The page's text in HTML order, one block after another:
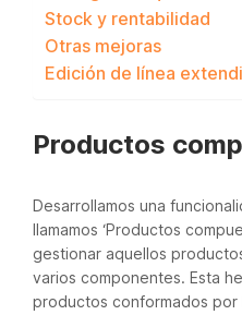
Stock y rentabilidad
Otras mejoras
Edición de línea
Productos
Desarrollamos una
llamamos ‘Productos
gestionar aquellos
varios componentes. Esta
productos conformados por